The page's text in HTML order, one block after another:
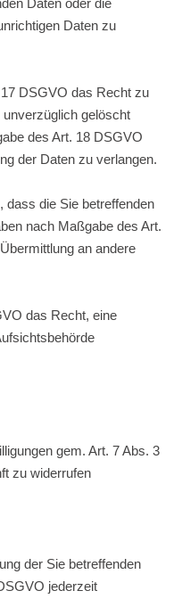
Daten oder die
Daten zu
DSGVO das Recht zu
gelöscht
des Art. 18 DSGVO
der Daten zu verlangen.
dass die Sie betreffenden
nach Maßgabe des Art.
an andere
das Recht, eine
gem. Art. 7 Abs. 3
zu widerrufen
der Sie betreffenden
jederzeit